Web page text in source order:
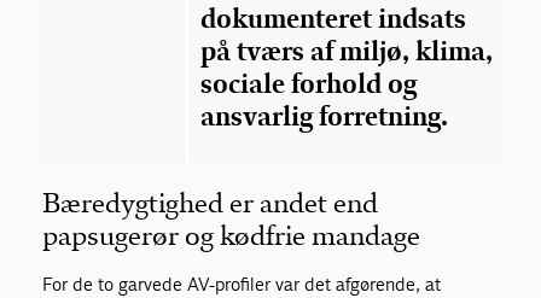
dokumenteret indsats
på tværs af miljø, klima,
sociale forhold og
ansvarlig forretning.
Bæredygtighed er andet end
papsugerør og kødfrie mandage
For de to garvede AV-profiler var det afgørende, at